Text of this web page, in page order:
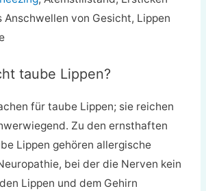
Anschwellen von Gesicht, Lippen
taube Lippen?
für taube Lippen; sie reichen
Zu den ernsthaften
Lippen gehören allergische
bei der die Nerven kein
Lippen und dem Gehirn